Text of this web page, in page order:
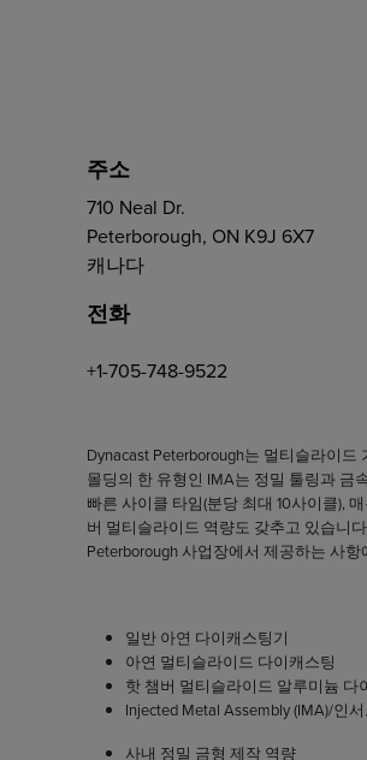
주소
710 Neal Dr.
Peterborough, ON K9J 6X7
캐나다
전화
+1-705-748-9522
Dynacast Peterborough는 멀티슬라이
몰딩의 한 유형인 IMA는 정밀 툴링과 금
빠른 사이클 타임(분당 최대 10사이클),
버 멀티슬라이드 역량도 갖추고 있습니
Peterborough 사업장에서 제공하는 사
일반 아연 다이캐스팅기
아연 멀티슬라이드 다이캐스팅
핫 챔버 멀티슬라이드 알루미늄 다
Injected Metal Assembly (IMA)/인
사내 정밀 금형 제작 역량